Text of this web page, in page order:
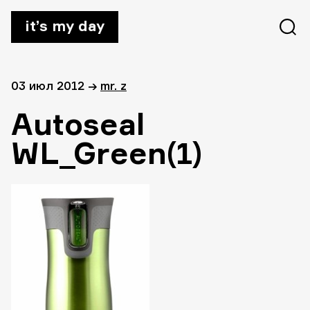
it’s my day
03 июл 2012 → mr. z
Autoseal
WL_Green(1)